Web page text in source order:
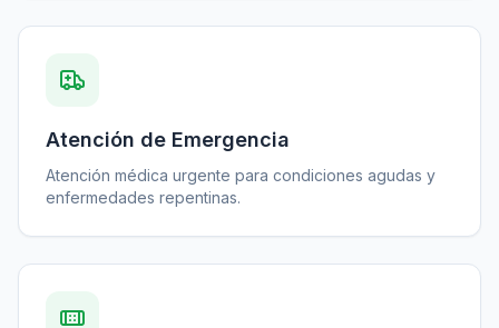
Atención de Emergencia
Atención médica urgente para condiciones agudas y
enfermedades repentinas.